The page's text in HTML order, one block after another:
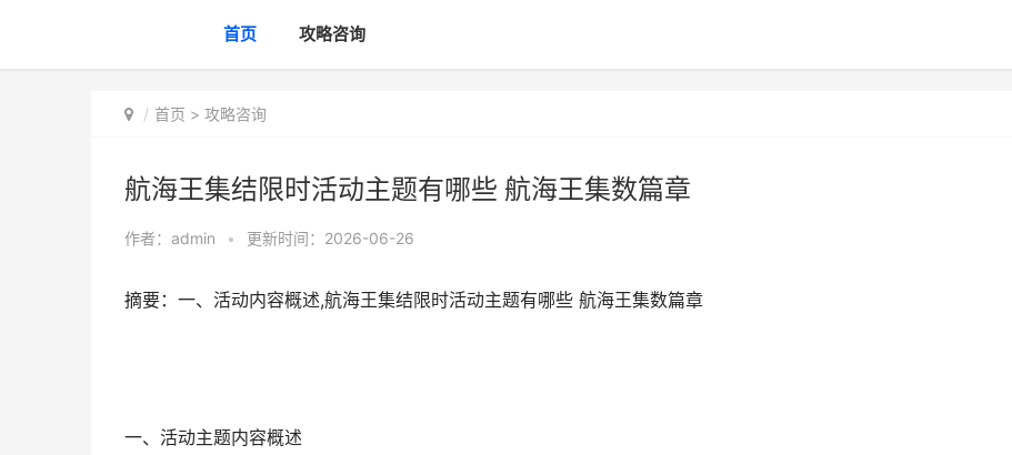
首页 攻略咨询
首页 > 攻略咨询
航海王集结限时活动主题有哪些 航海王集数篇章
作者： admin • 更新时间：2026-06-26
摘要：一、活动内容概述,航海王集结限时活动主题有哪些 航海王集数篇章
一、活动主题内容概述